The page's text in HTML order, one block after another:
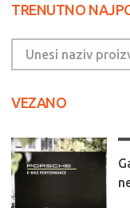
TRENUTNO
VEZANO